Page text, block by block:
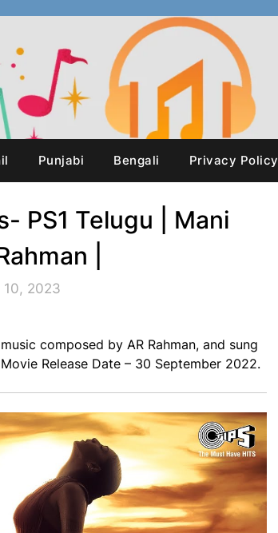
Punjabi Bengali Privacy Policy
PS1 Telugu | Mani
|
10, 2023
composed by AR Rahman, and sung
Release Date – 30 September 2022.